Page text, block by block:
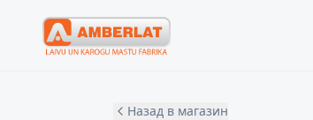
Назад в магазин